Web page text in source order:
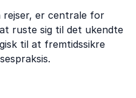
rejser, er centrale for
ruste sig til det ukendte
til at fremtidssikre